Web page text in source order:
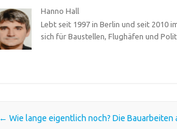
Hanno Hall
Lebt seit 1997 in Berlin und seit 2010
sich für Baustellen, Flughäfen und
Post navigation
← Wie lange eigentlich noch? Die Bauarbeiten